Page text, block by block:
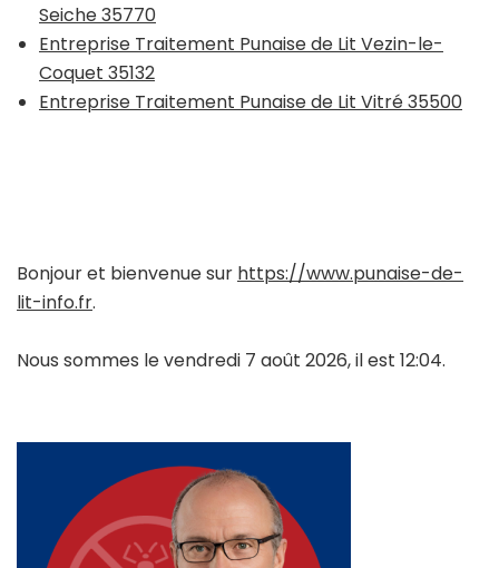
Seiche 35770
Entreprise Traitement Punaise de Lit Vezin-le-
Coquet 35132
Entreprise Traitement Punaise de Lit Vitré 35500
Bonjour et bienvenue sur https://www.punaise-de-
lit-info.fr.
Nous sommes le vendredi 7 août 2026, il est 12:04.